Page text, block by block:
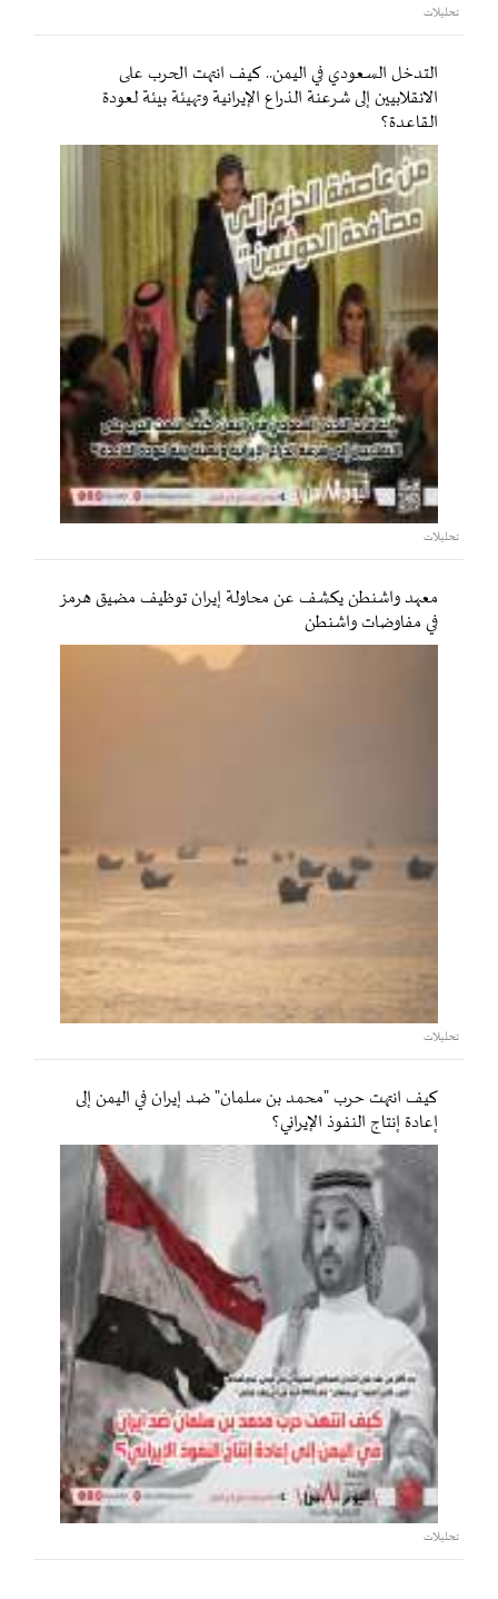
تحليلات
التدخل السعودي في اليمن.. كيف انتهت الحرب على
الانقلابيين إلى شرعنة الذراع الإيرانية وتهيئة بيئة لعودة
القاعدة؟
تحليلات
معهد واشنطن يكشف عن محاولة إيران توظيف مضيق هرمز
في مفاوضات واشنطن
تحليلات
كيف انتهت حرب "محمد بن سلمان" ضد إيران في اليمن إلى
إعادة إنتاج النفوذ الإيراني؟
تحليلات